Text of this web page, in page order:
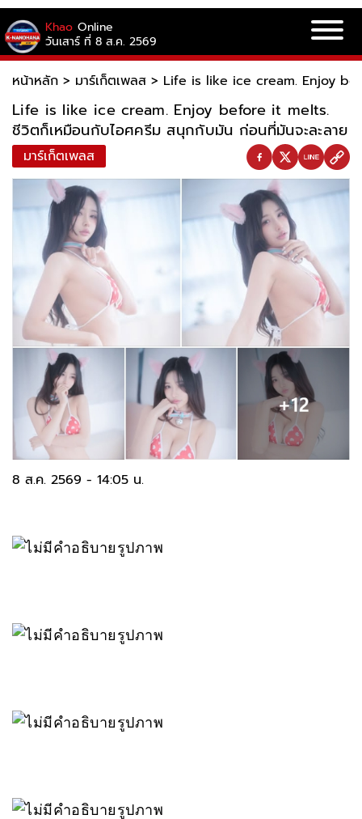
Khao Online
วันเสาร์ ที่ 8 ส.ค. 2569
หน้าหลัก > มาร์เก็ตเพลส > Life is like ice cream. Enjoy
Life is like ice cream. Enjoy before it melts.
ชีวิตก็เหมือนกับไอศครีม สนุกกับมัน ก่อนที่มันจะละลาย
มาร์เก็ตเพลส
8 ส.ค. 2569 - 14:05 น.